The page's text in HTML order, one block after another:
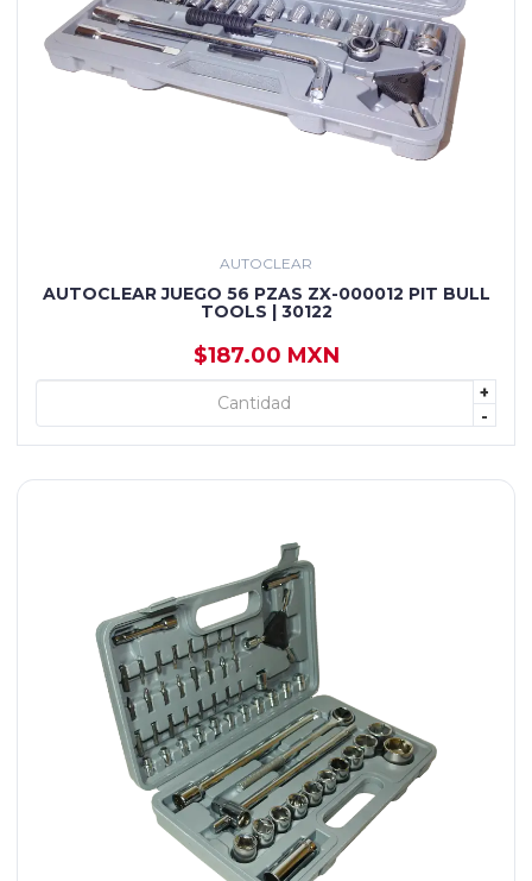
AUTOCLEAR
AUTOCLEAR JUEGO 56 PZAS ZX-000012 PIT BULL
TOOLS | 30122
$187.00 MXN
+
-
+ AGREGAR